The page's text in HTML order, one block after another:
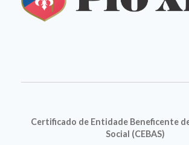
Certificado de Entidade Beneficente
Social (CEBAS)